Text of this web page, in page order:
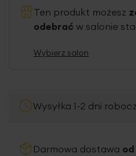
Ten produkt możesz
odebrać w salonie
Wybierz salon
Wysyłka 1-2 dni
Darmowa dostawa od